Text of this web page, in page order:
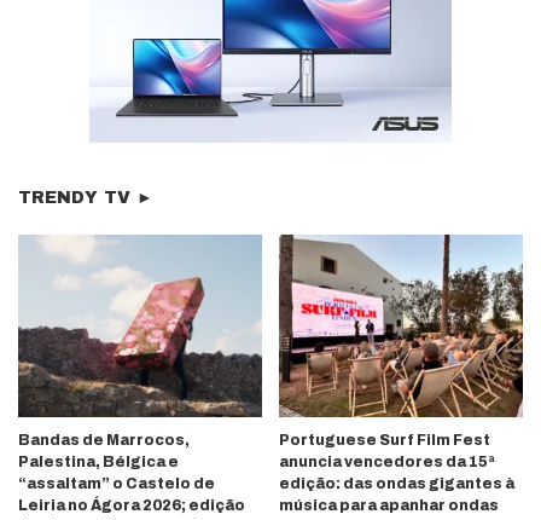
TRENDY TV ►
Bandas de Marrocos,
Palestina, Bélgica e
“assaltam” o Castelo de
Leiria no Ágora 2026; edição
Portuguese Surf Film Fest
anuncia vencedores da 15ª
edição: das ondas gigantes à
música para apanhar ondas